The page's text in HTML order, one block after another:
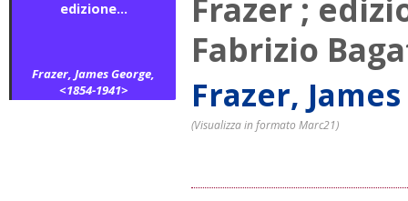
edizione...
Frazer, James George,
<1854-1941>
Frazer ;
Fabrizio
Frazer,
(Visualizza in formato Marc21)